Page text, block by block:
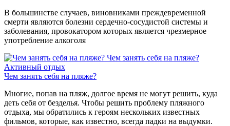
В большинстве случаев, виновниками преждевременной
смерти являются болезни сердечно-сосудистой системы и
заболевания, провокатором которых является чрезмерное
употребление алкоголя
Чем занять себя на пляже?
Активный отдых
Чем занять себя на пляже?
Многие, попав на пляж, долгое время не могут решить, куда
деть себя от безделья. Чтобы решить проблему пляжного
отдыха, мы обратились к героям нескольких известных
фильмов, которые, как известно, всегда падки на выдумки.